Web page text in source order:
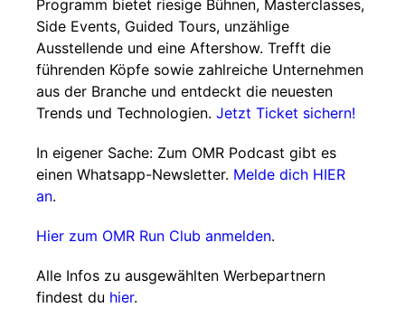
Programm bietet riesige Bühnen, Masterclasses,
Side Events, Guided Tours, unzählige
Ausstellende und eine Aftershow. Trefft die
führenden Köpfe sowie zahlreiche Unternehmen
aus der Branche und entdeckt die neuesten
Trends und Technologien. Jetzt Ticket sichern!
In eigener Sache: Zum OMR Podcast gibt es
einen Whatsapp-Newsletter. Melde dich HIER
an.
Hier zum OMR Run Club anmelden.
Alle Infos zu ausgewählten Werbepartnern
findest du hier.